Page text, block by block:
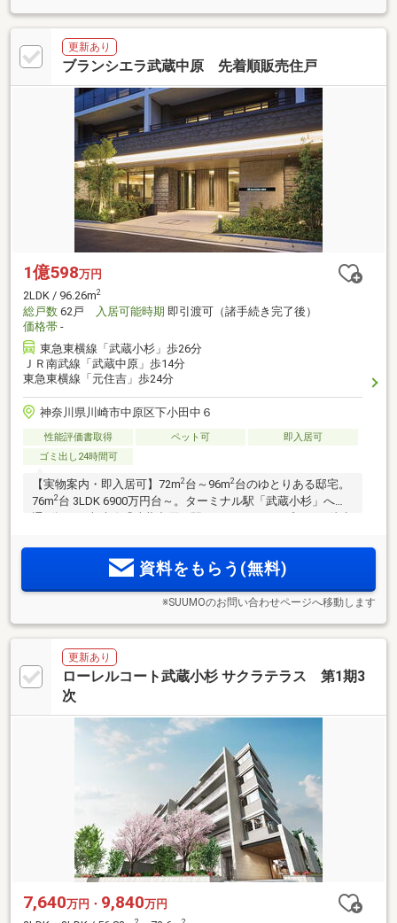
更新あり
ブランシエラ武蔵中原 先着順販売住戸
1億598万円
2LDK / 96.26m2
総戸数 62戸 入居可能時期 即引渡可（諸手続き完了後）
価格帯 -
東急東横線「武蔵小杉」歩26分
ＪＲ南武線「武蔵中原」歩14分
東急東横線「元住吉」歩24分
神奈川県川崎市中原区下小田中６
性能評価書取得 ペット可
即入居可
ゴミ出し24時間可
【実物案内・即入居可】72m2台～96m2台のゆとりある邸宅。
76m2台 3LDK 6900万円台～。ターミナル駅「武蔵小杉」へ直
め、床下収納や土間プランなど収納豊富な間取りプランも魅
資料をもらう(無料)
※SUUMOのお問い合わせページへ移動します
更新あり
ローレルコート武蔵小杉 サクラテラス 第1期3
次
7,640万円・ 9,840万円